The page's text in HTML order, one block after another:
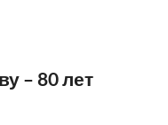
– 80 лет